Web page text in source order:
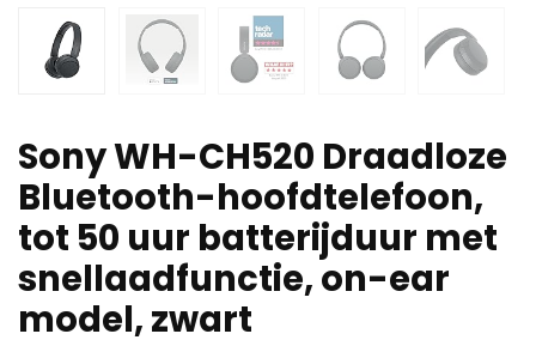
Sony WH-CH520 Draadloze
Bluetooth-hoofdtelefoon,
tot 50 uur batterijduur met
snellaadfunctie, on-ear
model, zwart